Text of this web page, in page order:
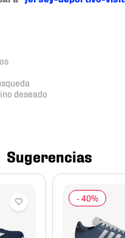
deseado
Sugerencias